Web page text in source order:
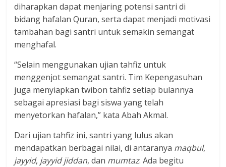
diharapkan dapat menjaring potensi santri di
bidang hafalan Quran, serta dapat menjadi motivasi
tambahan bagi santri untuk semakin semangat
menghafal.
“Selain menggunakan ujian tahfiz untuk
menggenjot semangat santri. Tim Kepengasuhan
juga menyiapkan twibon tahfiz setiap bulannya
sebagai apresiasi bagi siswa yang telah
menyetorkan hafalan,” kata Abah Akmal.
Dari ujian tahfiz ini, santri yang lulus akan
mendapatkan berbagai nilai, di antaranya maqbul,
jayyid, jayyid jiddan, dan mumtaz. Ada begitu